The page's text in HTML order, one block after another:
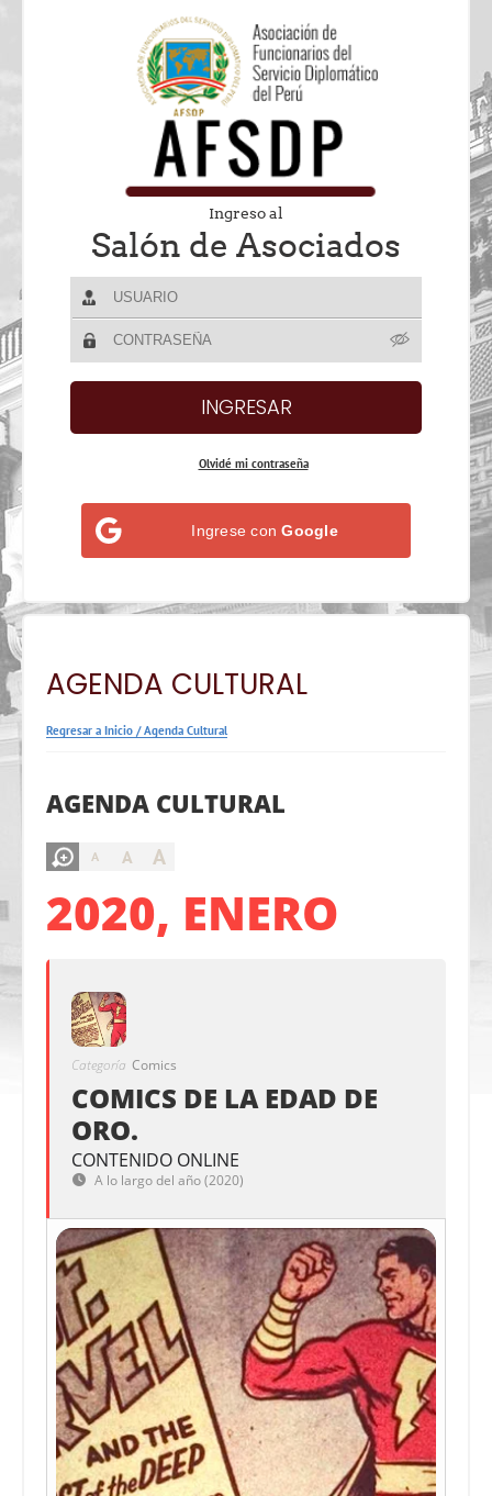
Ingreso al
Salón de Asociados
Olvidé mi contraseña
Ingrese conGoogle
AGENDA CULTURAL
Regresar a Inicio /Agenda Cultural
AGENDA CULTURAL
A A A
2020, ENERO
Categoría Comics
COMICS DE LA EDAD DE
ORO.
CONTENIDO ONLINE
A lo largo del año (2020)